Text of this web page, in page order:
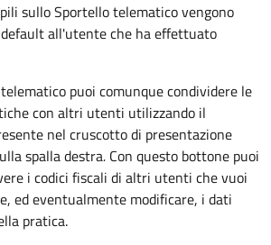
sullo Sportello telematico vengono
all'utente che ha effettuato
puoi comunque condividere le
con altri utenti utilizzando il
nel cruscotto di presentazione
spalla destra. Con questo bottone puoi
i codici fiscali di altri utenti che vuoi
ed eventualmente modificare, i dati
pratica.